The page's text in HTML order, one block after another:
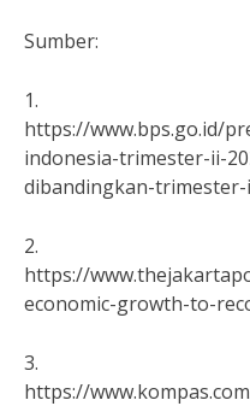
Sumber:
1.
https://www.bps.go.id/
indonesia-trimester-ii-
dibandingkan-trimester-
2.
https://
economic-growth-to-
3.
https://